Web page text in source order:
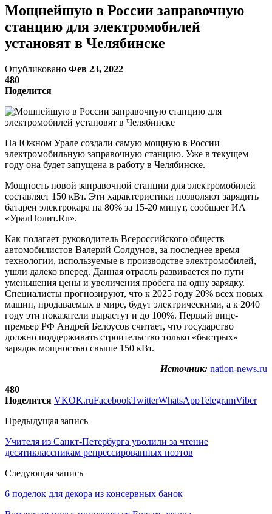
Мощнейшую в России заправочную
станцию для электромобилей
установят в Челябинске
Опубликовано Фев 23, 2022
480
Поделится
На Южном Урале создали самую мощную в России
электромобильную заправочную станцию. Уже в текущем
году она будет запущена в работу в Челябинске.
Мощность новой заправочной станции для электромобилей
составляет 150 кВт. Эти характеристики позволяют зарядить
батареи электрокара на 80% за 15-20 минут, сообщает ИА
«УралПолит.Ru».
Как полагает руководитель Всероссийского обществ
автомобилистов Валерий Солдунов, за последнее время
технологии, используемые в производстве электромобилей,
ушли далеко вперед. Данная отрасль развивается по пути
уменьшения цены и увеличения пробега на одну зарядку.
Специалисты прогнозируют, что к 2025 году 20% всех новых
машин, продаваемых в мире, будут электрическими, а к 2040
году эти показатели вырастут и до 100%. Первый вице-
премьер РФ Андрей Белоусов считает, что государство
должно поддерживать строительство только «быстрых»
зарядок мощностью свыше 150 кВт.
Источник: nation-news.ru
480
Поделится VKOK.ruFacebookTwitterWhatsAppTelegramViber
Предыдущая запись
Учителя из Санкт-Петербурга уволили за чтение
десятиклассникам репрессированных поэтов
Следующая запись
6 поделок для декора из консервных банок